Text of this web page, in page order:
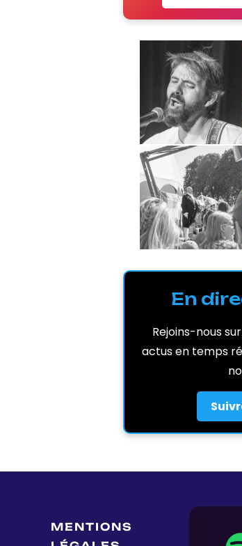
En
Rejoins-nous
actus en temps
MENTIONS